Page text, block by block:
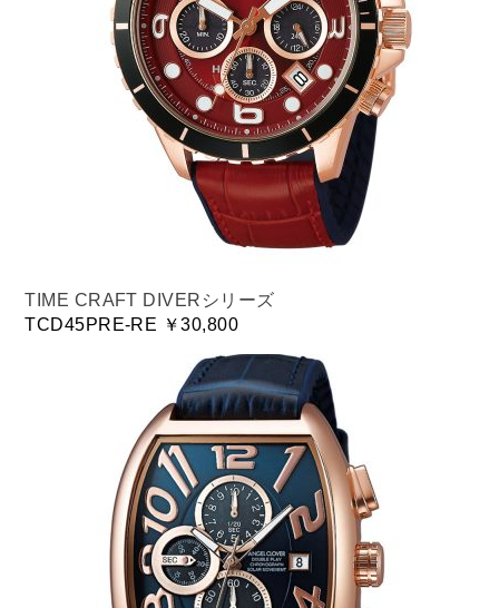
TIME CRAFT DIVERシリーズ
TCD45PRE-RE ￥30,800